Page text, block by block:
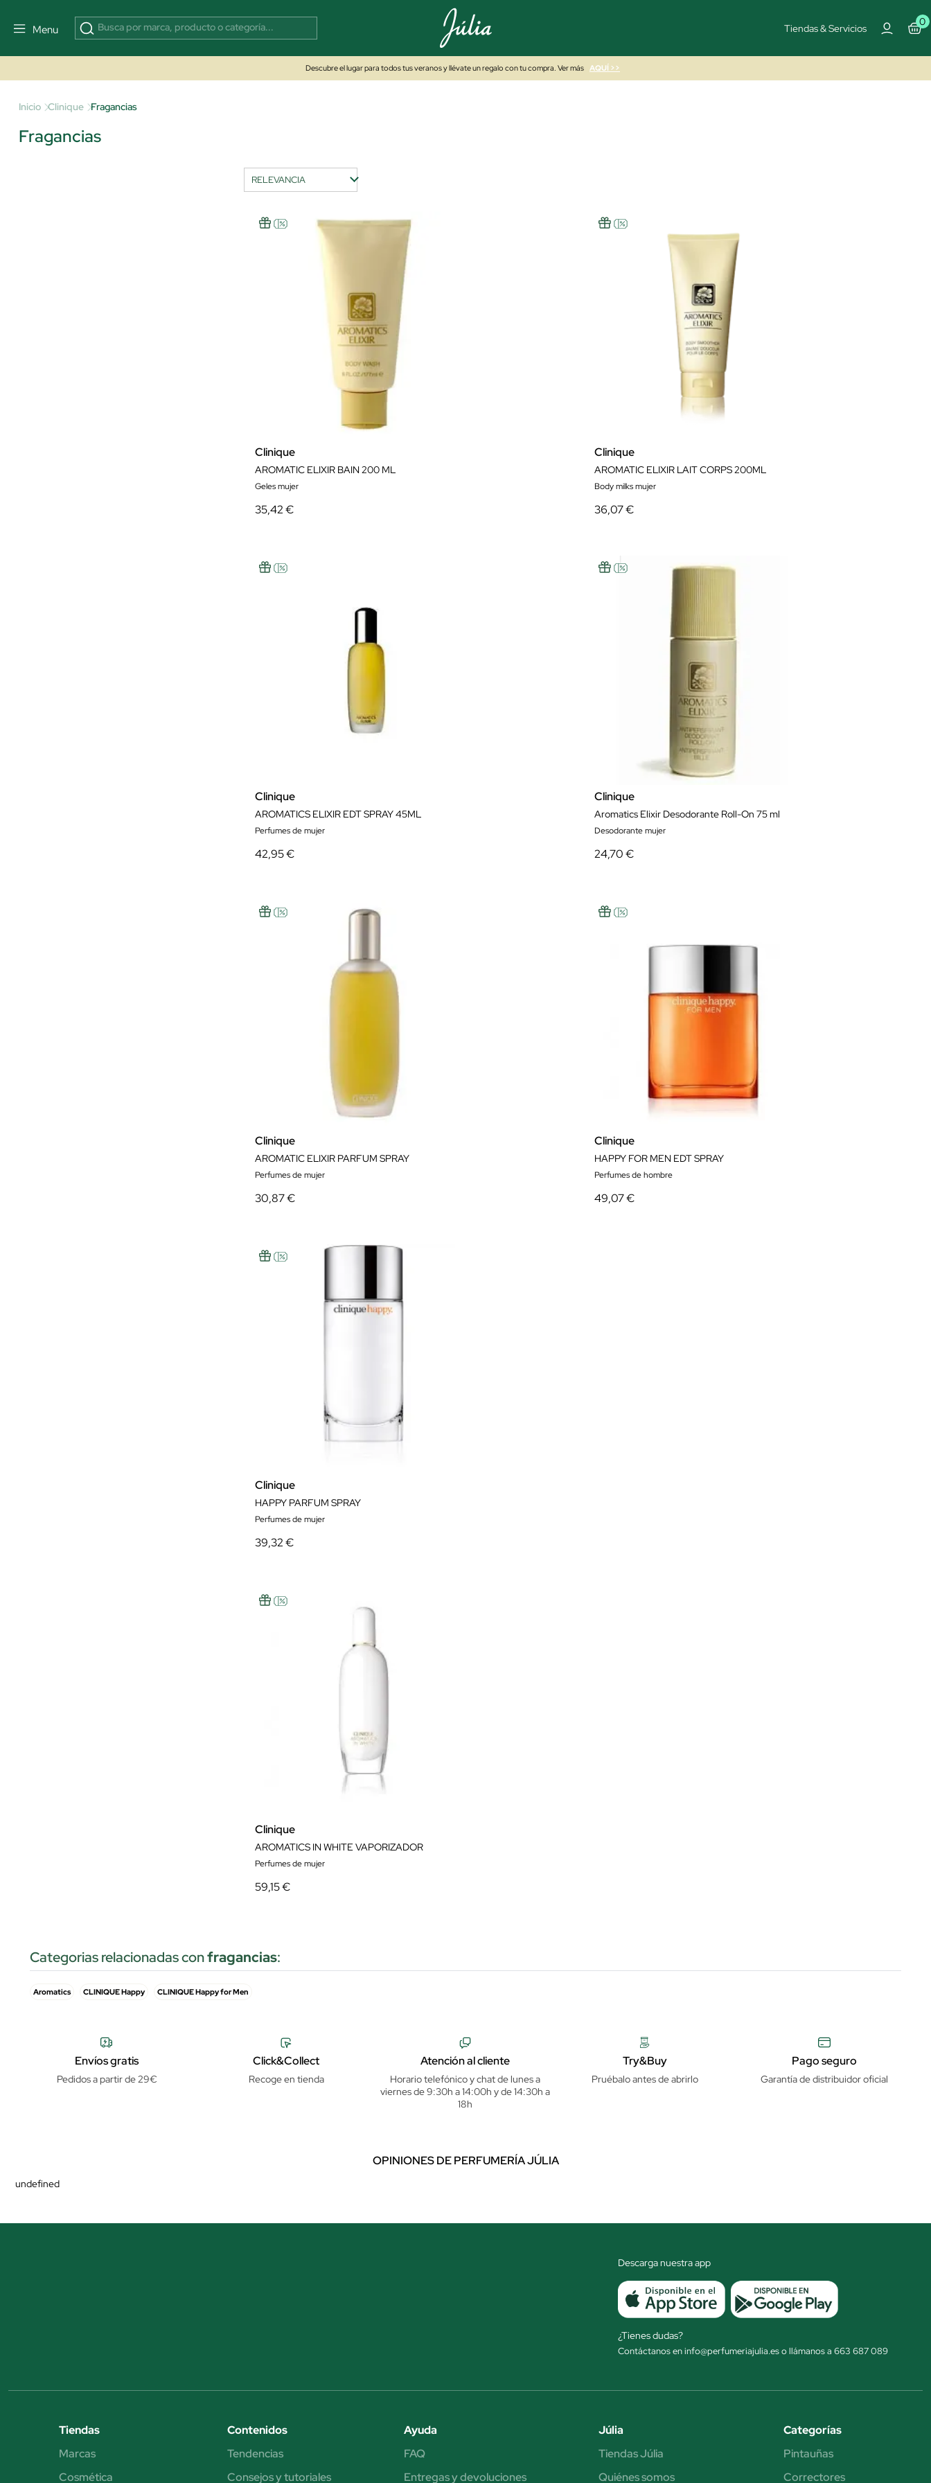
Menu Tiendas & Servicios
0
Descubre el lugar para todos tus veranos y llévate un regalo con tu compra. Ver más AQUÍ >>
Inicio Clinique Fragancias
Fragancias
Clinique
AROMATIC ELIXIR BAIN 200 ML
Geles mujer
35,42 €
Clinique
AROMATIC ELIXIR LAIT CORPS 200ML
Body milks mujer
36,07 €
Clinique
AROMATICS ELIXIR EDT SPRAY 45ML
Perfumes de mujer
42,95 €
Clinique
Aromatics Elixir Desodorante Roll-On 75 ml
Desodorante mujer
24,70 €
Clinique
AROMATIC ELIXIR PARFUM SPRAY
Perfumes de mujer
30,87 €
Clinique
HAPPY FOR MEN EDT SPRAY
Perfumes de hombre
49,07 €
Clinique
HAPPY PARFUM SPRAY
Perfumes de mujer
39,32 €
Clinique
AROMATICS IN WHITE VAPORIZADOR
Perfumes de mujer
59,15 €
Categorias relacionadas confragancias:
Aromatics CLINIQUE Happy CLINIQUE Happy for Men
Envíos gratis
Pedidos a partir de 29€
Click&Collect
Recoge en tienda
Atención al cliente
Horario telefónico y chat de lunes a
viernes de 9:30h a 14:00h y de 14:30h a
18h
Try&Buy
Pruébalo antes de abrirlo
Pago seguro
Garantía de distribuidor oficial
OPINIONES DE PERFUMERÍA JÚLIA
undefined
Descarga nuestra app
¿Tienes dudas?
Contáctanos en info@perfumeriajulia.es o llámanos a 663 687 089
Tiendas
Marcas
Cosmética
Contenidos
Tendencias
Consejos y tutoriales
Ayuda
FAQ
Entregas y devoluciones
Júlia
Tiendas Júlia
Quiénes somos
Categorías
Pintauñas
Correctores